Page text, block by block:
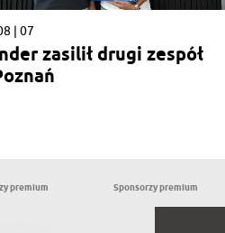
| 07
zasilił drugi zespół
premium Sponsorzy premium